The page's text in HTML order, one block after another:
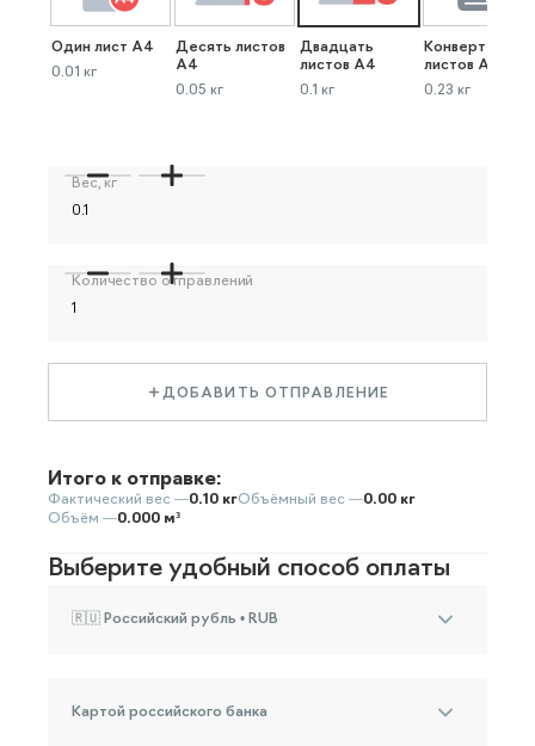
Один лист А4
0.01 кг
Десять листов
А4
0.05 кг
Двадцать
листов А4
0.1 кг
Конверт до 40
листов А4
0.23 кг
Вес, кг
Количество отправлений
ДОБАВИТЬ ОТПРАВЛЕНИЕ
Итого к отправке:
Фактический вес —0.10 кгОбъёмный вес —0.00 кг
Объём —0.000 м³
Выберите удобный способ оплаты
🇷🇺 Российский рубль • RUB
Картой российского банка